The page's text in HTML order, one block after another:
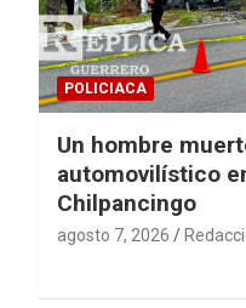
POLICIACA
Un hombre
automovilístico
Chilpancingo
agosto 7, 2026